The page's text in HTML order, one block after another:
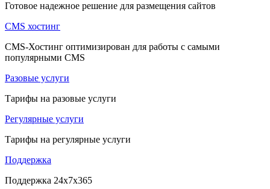
Готовое надежное решение для размещения сайтов
CMS хостинг
CMS-Хостинг оптимизирован для работы с самыми
популярными CMS
Разовые услуги
Тарифы на разовые услуги
Регулярные услуги
Тарифы на регулярные услуги
Поддержка
Поддержка 24x7x365